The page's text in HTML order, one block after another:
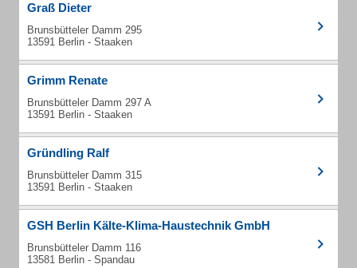
Graß Dieter
Brunsbütteler Damm 295
13591 Berlin - Staaken
Grimm Renate
Brunsbütteler Damm 297 A
13591 Berlin - Staaken
Gründling Ralf
Brunsbütteler Damm 315
13591 Berlin - Staaken
GSH Berlin Kälte-Klima-Haustechnik GmbH
Brunsbütteler Damm 116
13581 Berlin - Spandau